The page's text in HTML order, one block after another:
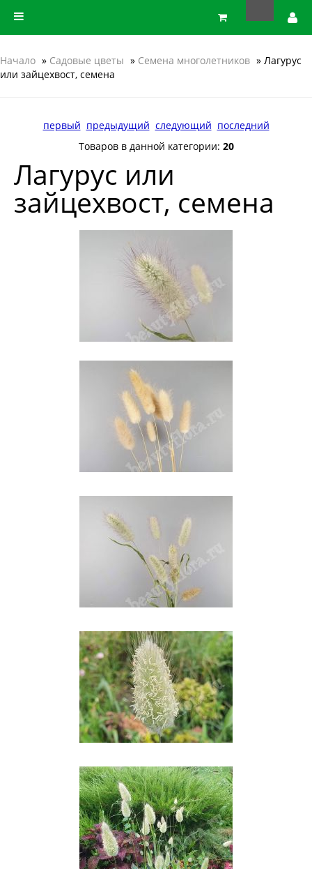
Начало » Садовые цветы » Семена многолетников » Лагурус
или зайцехвост, семена
первый предыдущий следующий последний
Товаров в данной категории: 20
Лагурус или
зайцехвост, семена